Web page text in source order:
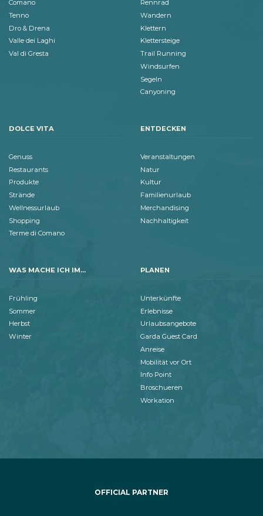
Comano
Tenno
Dro & Drena
Valle dei Laghi
Val di Gresta
Rennrad
Wandern
Klettern
Klettersteige
Trail Running
Windsurfen
Segeln
Canyoning
DOLCE VITA
Genuss
Restaurants
Produkte
Strände
Wellnessurlaub
Shopping
Terme di Comano
ENTDECKEN
Veranstaltungen
Natur
Kultur
Familienurlaub
Merchandising
Nachhaltigkeit
WAS MACHE ICH IM...
Frühling
Sommer
Herbst
Winter
PLANEN
Unterkünfte
Erlebnisse
Urlaubsangebote
Garda Guest Card
Anreise
Mobilität vor Ort
Info Point
Broschueren
Workation
OFFICIAL PARTNER